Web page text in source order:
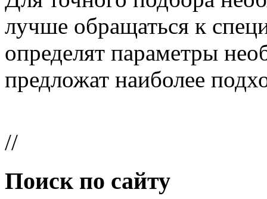
лучше обращаться к
определят параметры
предложат наиболее
//
Поиск по сайту